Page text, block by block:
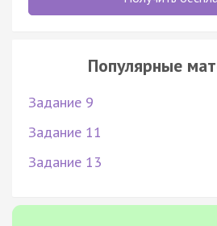
Популярные
Задание 9
Задание 11
Задание 13